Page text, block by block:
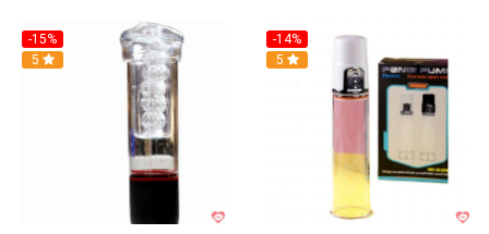
-15%
Hot
5
-14%
Hot
5